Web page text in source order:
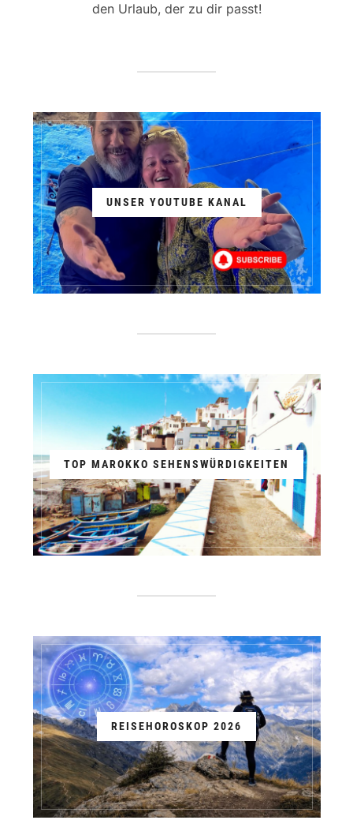
den Urlaub, der zu dir passt!
UNSER YOUTUBE KANAL
TOP MAROKKO SEHENSWÜRDIGKEITEN
REISEHOROSKOP 2026